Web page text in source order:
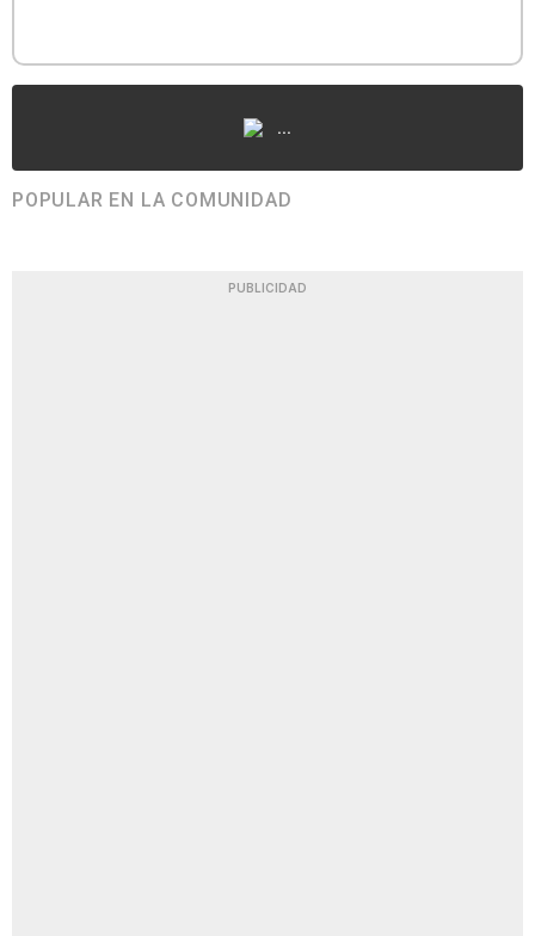
...
POPULAR EN LA COMUNIDAD
PUBLICIDAD